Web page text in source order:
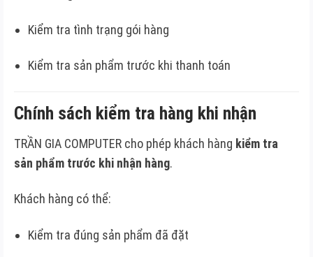
Kiểm tra tình trạng gói hàng
Kiểm tra sản phẩm trước khi thanh toán
Chính sách kiểm tra hàng khi nhận
TRẦN GIA COMPUTER cho phép khách hàng kiểm tra
sản phẩm trước khi nhận hàng.
Khách hàng có thể:
Kiểm tra đúng sản phẩm đã đặt